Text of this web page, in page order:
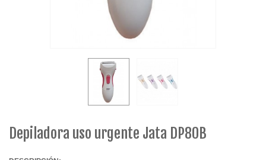
Depiladora uso urgente Jata DP80B